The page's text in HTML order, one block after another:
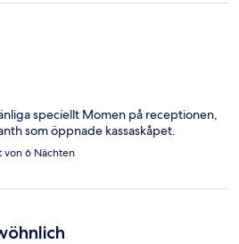
speciellt Momen på receptionen,
som öppnade kassaskåpet.
von 6 Nächten